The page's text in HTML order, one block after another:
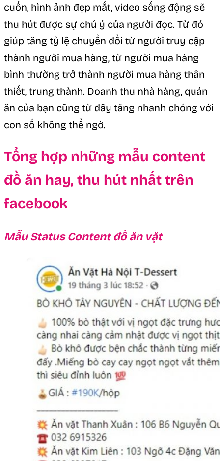
cuốn, hình ảnh đẹp mắt, video sống động sẽ
thu hút được sự chú ý của người đọc. Từ đó
giúp tăng tỷ lệ chuyển đổi từ người truy cập
thành người mua hàng, từ người mua hàng
bình thường trở thành người mua hàng thân
thiết, trung thành. Doanh thu nhà hàng, quán
ăn của bạn cũng từ đây tăng nhanh chóng với
con số không thể ngờ.
Tổng hợp những mẫu content
đồ ăn hay, thu hút nhất trên
facebook
Mẫu Status Content đồ ăn vặt